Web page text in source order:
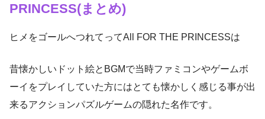
PRINCESS(まとめ)
ヒメをゴールへつれてってAll FOR THE PRINCESSは
昔懐かしいドット絵とBGMで当時ファミコンやゲームボ
ーイをプレイしていた方にはとても懐かしく感じる事が出
来るアクションパズルゲームの隠れた名作です。